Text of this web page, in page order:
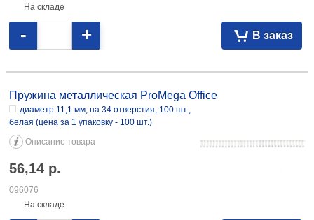
На складе
В заказ
- +
отверстия, 100 шт., белая 56,14 096076
Пружина металлическая ProMega Office
диаметр 11,1 мм, на 34 отверстия, 100 шт.,
белая (цена за 1 упаковку - 100 шт.)
Описание товара
56,14 р.
096076
На складе